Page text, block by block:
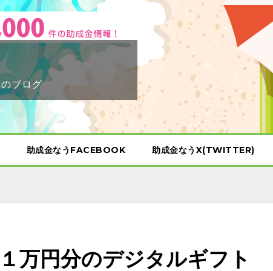
ブログ
助成金なうFACEBOOK 助成金なうX(TWITTER)
万円分のデジタルギフト